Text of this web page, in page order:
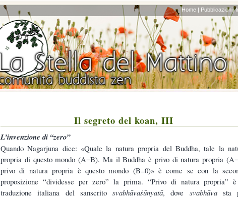
Home | Pubblicazioni|
Il segreto del koan, III
L’invenzione di “zero”
Quando Nagarjuna dice: «Quale la natura propria del Buddha, tale la
propria di questo mondo (A=B). Ma il Buddha è privo di natura propria
privo di natura propria è questo mondo (B=0)» è come se con la
proposizione “dividesse per zero” la prima. “Privo di natura propria”
traduzione italiana del sanscrito svabhāvaśūnyatā, dove svabhāvasta